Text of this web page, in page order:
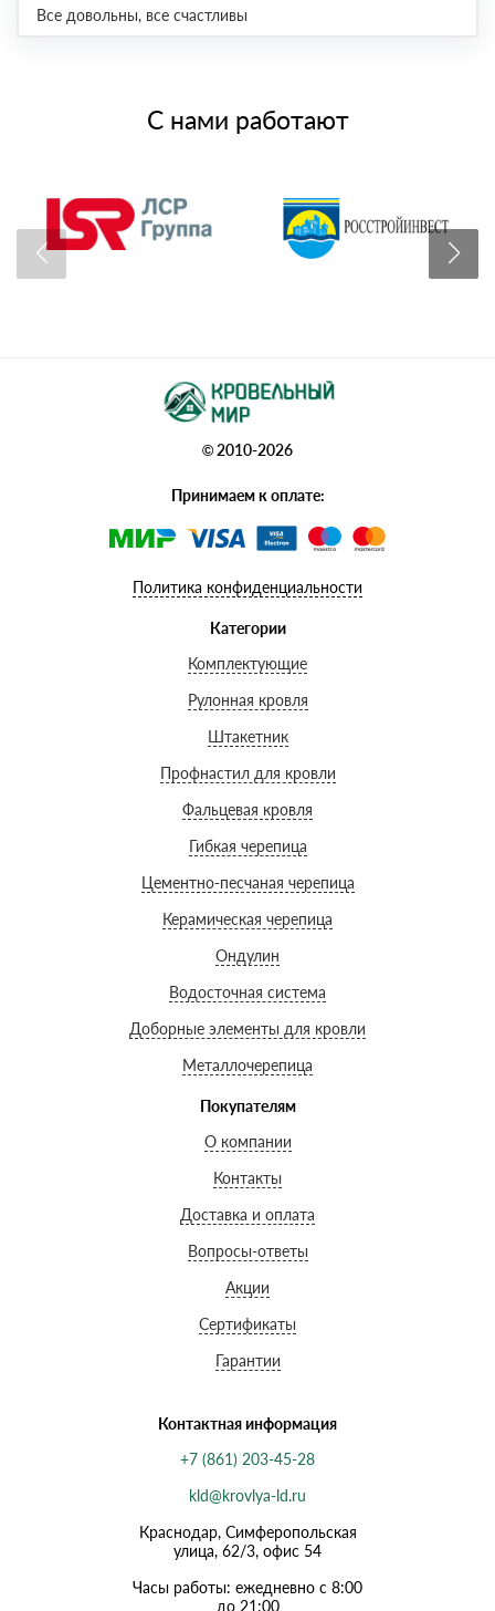
Все довольны, все счастливы
С нами работают
© 2010-2026
Принимаем к оплате:
Политика конфиденциальности
Категории
Комплектующие
Рулонная кровля
Штакетник
Профнастил для кровли
Фальцевая кровля
Гибкая черепица
Цементно-песчаная черепица
Керамическая черепица
Ондулин
Водосточная система
Доборные элементы для кровли
Металлочерепица
Покупателям
О компании
Контакты
Доставка и оплата
Вопросы-ответы
Акции
Сертификаты
Гарантии
Контактная информация
+7 (861) 203-45-28
kld@krovlya-ld.ru
Краснодар, Симферопольская
улица, 62/3, офис 54
Часы работы: ежедневно с 8:00
до 21:00